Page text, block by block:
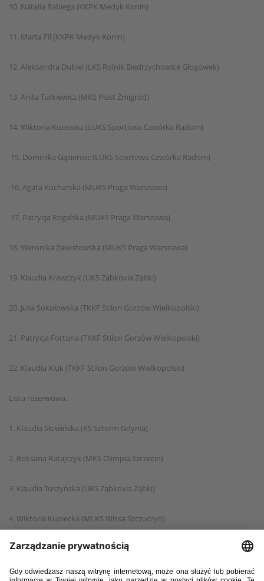
10. Natalia Rabiega (KKPK Medyk Konin)
11. Marta Fil (KKPK Medyk Konin)
12. Aleksandra Dubiel (LKS Rolnik Biedrzychowice Głogówek)
13. Anita Turkiewicz (MKS Piast Żmigród)
14. Wiktoria Kucewicz (LUKS Sportowa Czwórka Radom)
15. Dominika Gąsieniec (LUKS Sportowa Czwórka Radom)
16. Agata Kucharska (MUKS Praga Warszawa)
17. Patrycja Rogalska (MUKS Praga Warszawa)
18. Weronika Zawistowska (MUKS Praga Warszawa)
19. Klaudia Krawczyk (UKS Ząbkovia Ząbki)
20. Julia Sokołowska (TKKF Stilon Gorzów Wielkopolski)
21. Patrycja Fortuna (TKKF Stilon Gorzów Wielkopolski)
22. Klaudia Kluk (TKKF Stilon Gorzów Wielkopolski)
Lista rezerwowa:
1. Klaudia Słowińska (KS Sztorm Gdynia)
2. Roksana Ratajczyk (MKS Olimpia Szczecin)
3. Klaudia Tuszyńska (UKS Ząbkovia Ząbki)
4. Wiktoria Kupiecka (MLKS Wissa Szczuczyn)
5. Sandra Bukowska (KKP Max - Sprint Bydgoszcz)
6. Dominika Dopke (KS Sztorm Gdynia)